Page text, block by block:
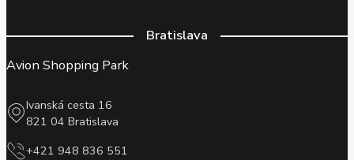
Bratislava
Avion Shopping Park
Ivanská cesta 16
821 04 Bratislava
+421 948 836 551